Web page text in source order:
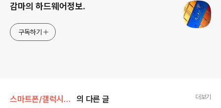
감마의 하드웨어정보.
구독하기
스마트폰/갤럭시S3 Galaxy S3 의 다른 글 더보기